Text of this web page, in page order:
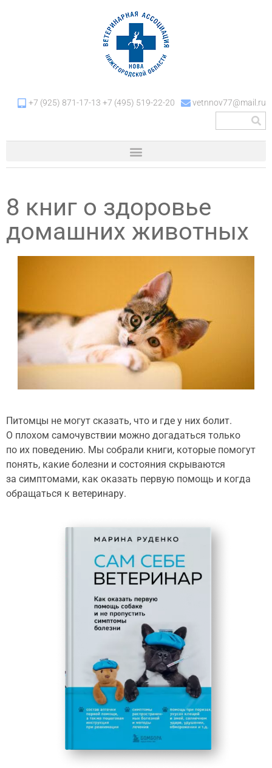
+7 (925) 871-17-13 +7 (495) 519-22-20 vetnnov77@mail.ru
8 книг о здоровье
домашних животных
Питомцы не могут сказать, что и где у них болит.
О плохом самочувствии можно догадаться только
по их поведению. Мы собрали книги, которые помогут
понять, какие болезни и состояния скрываются
за симптомами, как оказать первую помощь и когда
обращаться к ветеринару.